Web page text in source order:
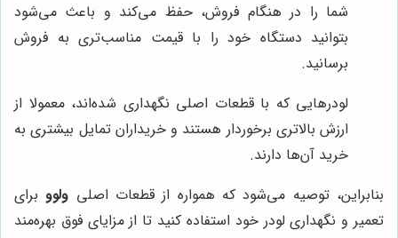
شما را در هنگام فروش، حفظ می‌کند و باعث می‌شود
بتوانید دستگاه خود را با قیمت مناسب‌تری به فروش
برسانید.
لودرهایی که با قطعات اصلی نگهداری شده‌اند، معمولا از
ارزش بالاتری برخوردار هستند و خریداران تمایل بیشتری به
خرید آن‌ها دارند.
بنابراین، توصیه می‌شود که همواره از قطعات اصلی ولووبرای
تعمیر و نگهداری لودر خود استفاده کنید تا از مزایای فوق بهره‌مند